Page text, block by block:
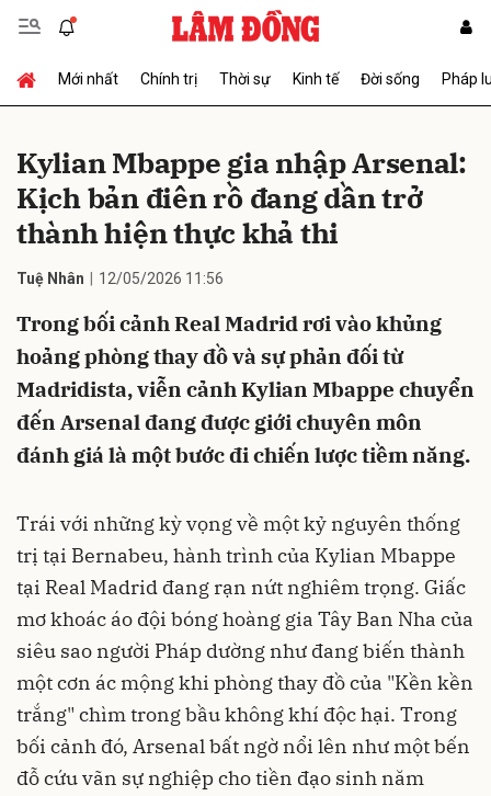
Mới nhất Chính trị Thời sự Kinh tế Đời sống Pháp
Kylian Mbappe gia nhập Arsenal:
Kịch bản điên rồ đang dần trở
thành hiện thực khả thi
Tuệ Nhân 12/05/2026 11:56
Trong bối cảnh Real Madrid rơi vào khủng
hoảng phòng thay đồ và sự phản đối từ
Madridista, viễn cảnh Kylian Mbappe chuyển
đến Arsenal đang được giới chuyên môn
đánh giá là một bước đi chiến lược tiềm năng.
Trái với những kỳ vọng về một kỷ nguyên thống
trị tại Bernabeu, hành trình của Kylian Mbappe
tại Real Madrid đang rạn nứt nghiêm trọng. Giấc
mơ khoác áo đội bóng hoàng gia Tây Ban Nha của
siêu sao người Pháp dường như đang biến thành
một cơn ác mộng khi phòng thay đồ của "Kền kền
trắng" chìm trong bầu không khí độc hại. Trong
bối cảnh đó, Arsenal bất ngờ nổi lên như một bến
đỗ cứu vãn sự nghiệp cho tiền đạo sinh năm
Gửi bình luận
Hủy Gửi